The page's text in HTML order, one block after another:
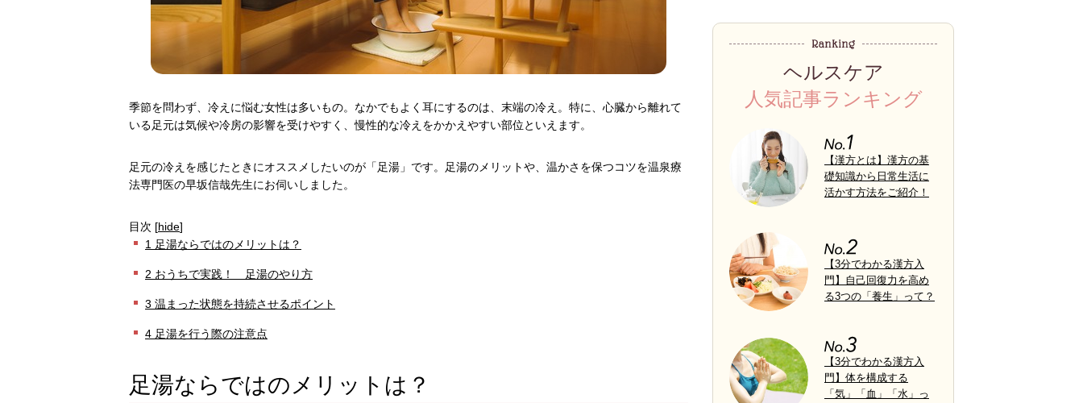
季節を問わず、冷えに悩む女性は多いもの。なかでもよく耳にするのは、末端の冷え。特に、心臓から離れて
いる足元は気候や冷房の影響を受けやすく、慢性的な冷えをかかえやすい部位といえます。
足元の冷えを感じたときにオススメしたいのが「足湯」です。足湯のメリットや、温かさを保つコツを温泉療
法専門医の早坂信哉先生にお伺いしました。
目次 [hide]
1 足湯ならではのメリットは？
2 おうちで実践！ 足湯のやり方
3 温まった状態を持続させるポイント
4 足湯を行う際の注意点
足湯ならではのメリットは？
ヘルスケア
人気記事ランキング
【漢方とは】漢方の基
礎知識から日常生活に
活かす方法をご紹介！
【3分でわかる漢方入
門】自己回復力を高め
る3つの「養生」って？
【3分でわかる漢方入
門】体を構成する
「気」「血」「水」っ